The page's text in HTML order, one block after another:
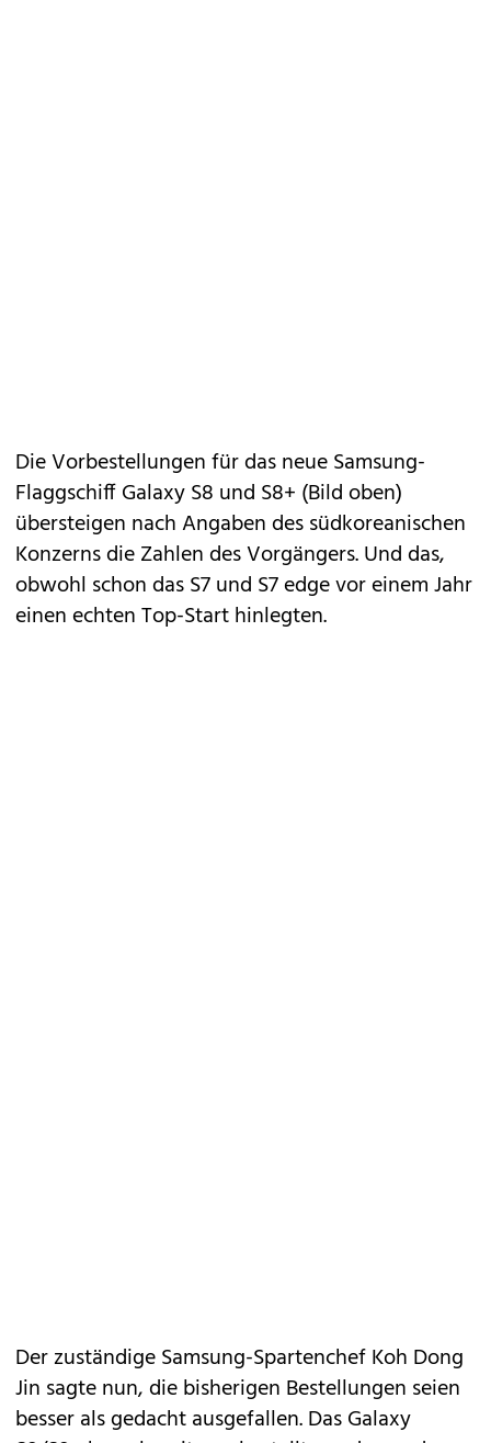
Die Vorbestellungen für das neue Samsung-
Flaggschiff Galaxy S8 und S8+ (Bild oben)
übersteigen nach Angaben des südkoreanischen
Konzerns die Zahlen des Vorgängers. Und das,
obwohl schon das S7 und S7 edge vor einem Jahr
einen echten Top-Start hinlegten.
Der zuständige Samsung-Spartenchef Koh Dong
Jin sagte nun, die bisherigen Bestellungen seien
besser als gedacht ausgefallen. Das Galaxy